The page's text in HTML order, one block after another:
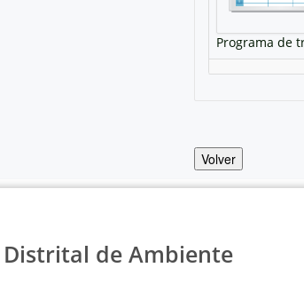
Programa de
Volver
de Ambiente